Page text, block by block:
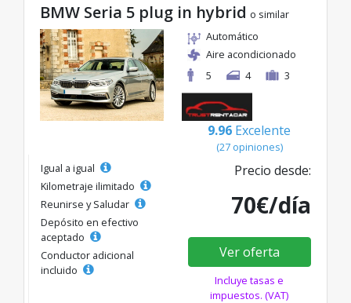
BMW Seria 5 plug in hybrid o similar
Automático
Aire acondicionado
5
4 3
9.96 Excelente
(27 opiniones)
Igual a igual
Kilometraje ilimitado
Reunirse y Saludar
Depósito en efectivo
aceptado
Conductor adicional
incluido
Precio desde:
70€/día
Ver oferta
Incluye tasas e
impuestos. (VAT)